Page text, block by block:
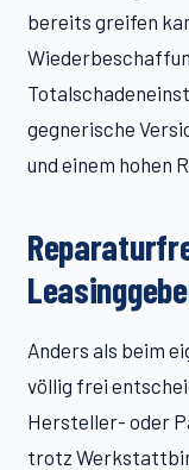
bereits greifen
gegnerische
und einem hohen
Anders als beim
völlig frei
Hersteller- oder
trotz